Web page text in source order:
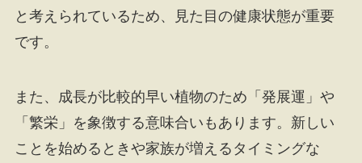
と考えられているため、見た目の健康状態が重要
です。
また、成長が比較的早い植物のため「発展運」や
「繁栄」を象徴する意味合いもあります。新しい
ことを始めるときや家族が増えるタイミングな